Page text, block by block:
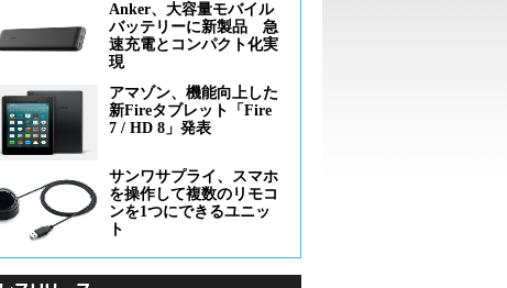
Anker、大容量モバイル
バッテリーに新製品 急
速充電とコンパクト化実
現
アマゾン、機能向上した
新Fireタブレット「Fire
7 / HD 8」発表
サンワサプライ、スマホ
を操作して複数のリモコ
ンを1つにできるユニッ
ト